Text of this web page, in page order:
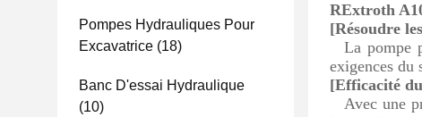
Pompes Hydrauliques Pour
Excavatrice (18)
Banc D'essai Hydraulique
(10)
RExtroth
[Résoudre
La pompe
exigences du
[Efficacité
Avec une